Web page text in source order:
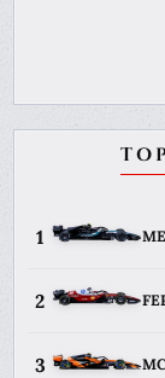
1
2
3